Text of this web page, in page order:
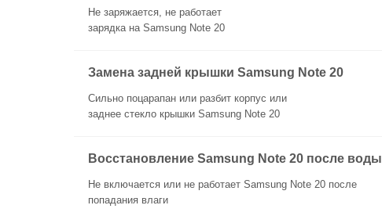
Не заряжается, не работает
зарядка на Samsung Note 20
Замена задней крышки Samsung Note 20
Сильно поцарапан или разбит корпус или
заднее стекло крышки Samsung Note 20
Восстановление Samsung Note 20 после воды
Не включается или не работает Samsung Note 20 после
попадания влаги